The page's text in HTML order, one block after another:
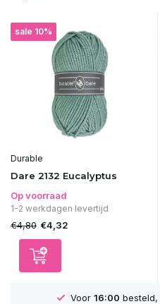
sale 10%
Durable
Dare 2132 Eucalyptus
Op voorraad
1-2 werkdagen levertijd
€4,80 €4,32